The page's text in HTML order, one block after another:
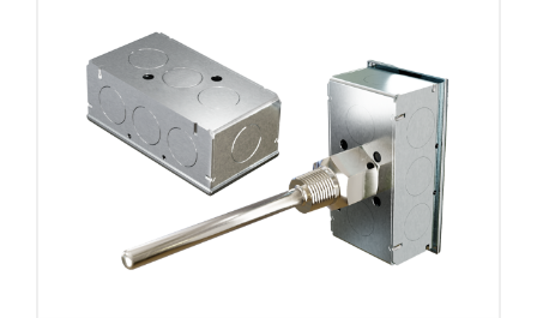
Cảm biến ACI
Nhà phân phối cảm biến
Nhà sản xuất thiết bị điều khiển
Cung cấp giải pháp quản lý cho toà nhà (BMS)
Sản phẩm